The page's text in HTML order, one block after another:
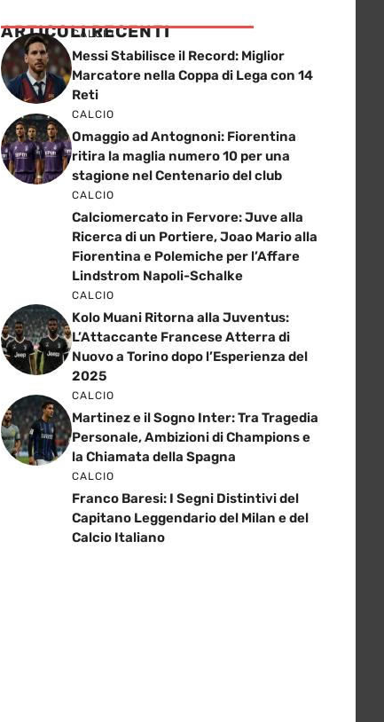
ARTICOLI RECENTI
CALCIO
Messi Stabilisce il Record: Miglior
Marcatore nella Coppa di Lega con 14
Reti
CALCIO
Omaggio ad Antognoni: Fiorentina
ritira la maglia numero 10 per una
stagione nel Centenario del club
CALCIO
Calciomercato in Fervore: Juve alla
Ricerca di un Portiere, Joao Mario alla
Fiorentina e Polemiche per l’Affare
Lindstrom Napoli-Schalke
CALCIO
Kolo Muani Ritorna alla Juventus:
L’Attaccante Francese Atterra di
Nuovo a Torino dopo l’Esperienza del
2025
CALCIO
Martinez e il Sogno Inter: Tra Tragedia
Personale, Ambizioni di Champions e
la Chiamata della Spagna
CALCIO
Franco Baresi: I Segni Distintivi del
Capitano Leggendario del Milan e del
Calcio Italiano